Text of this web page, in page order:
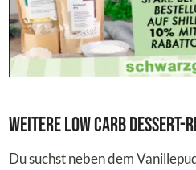
Weitere Low Carb Dessert-
Du suchst neben dem